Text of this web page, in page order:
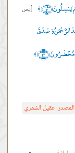
﴿٥١﴾ ﴾
[يس
الرَّحْمَنُ وَصَدَقَ
﴿٥٣﴾ ﴾
المصدر:عقيل الشمري